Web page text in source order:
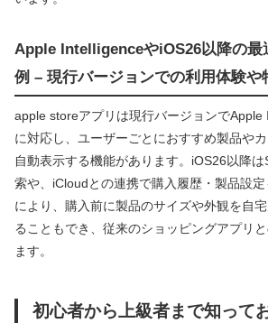
Apple IntelligenceやiOS26以降の最
例 – 現行バージョンでの利用体験や
apple storeアプリは現行バージョンでApple
に対応し、ユーザーごとにおすすめ製品や
自動表示する機能があります。iOS26以降
索や、iCloudとの連携で購入履歴・製品設
により、購入前に製品のサイズや外観を自
ることもでき、従来のショッピングアプリ
ます。
初心者から上級者まで知って